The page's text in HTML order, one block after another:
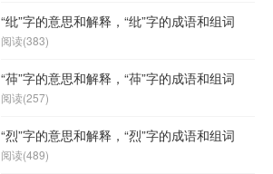
“纰”字的意思和解释，“纰”字的成语和组词
阅读(383)
“茽”字的意思和解释，“茽”字的成语和组词
阅读(257)
“烈”字的意思和解释，“烈”字的成语和组词
阅读(489)